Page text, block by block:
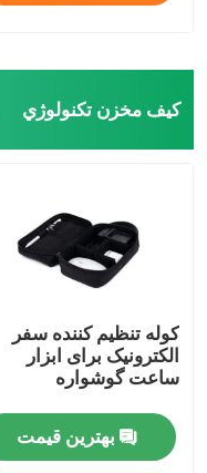
کيف مخزن تکنولوژي
کوله تنظیم کننده سفر
الکترونیک برای ابزار
ساعت گوشواره
بهترین قیمت